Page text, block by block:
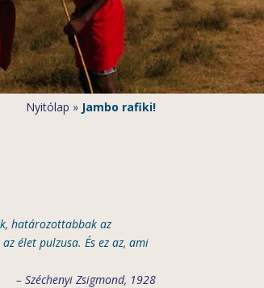
Nyitólap » Jambo rafiki!
határozottabbak az
élet pulzusa. És ez az, ami
– Széchenyi Zsigmond, 1928